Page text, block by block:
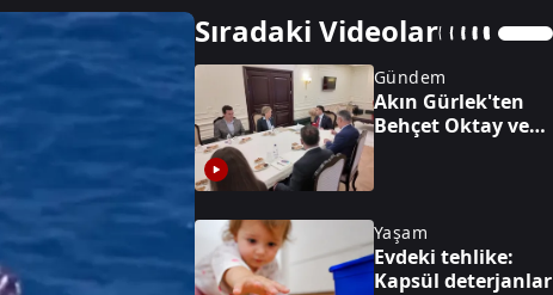
Sıradaki Videolar
Gündem
Akın Gürlek'ten
Behçet Oktay ve
Yaşam
Evdeki tehlike:
Kapsül deterjanlar